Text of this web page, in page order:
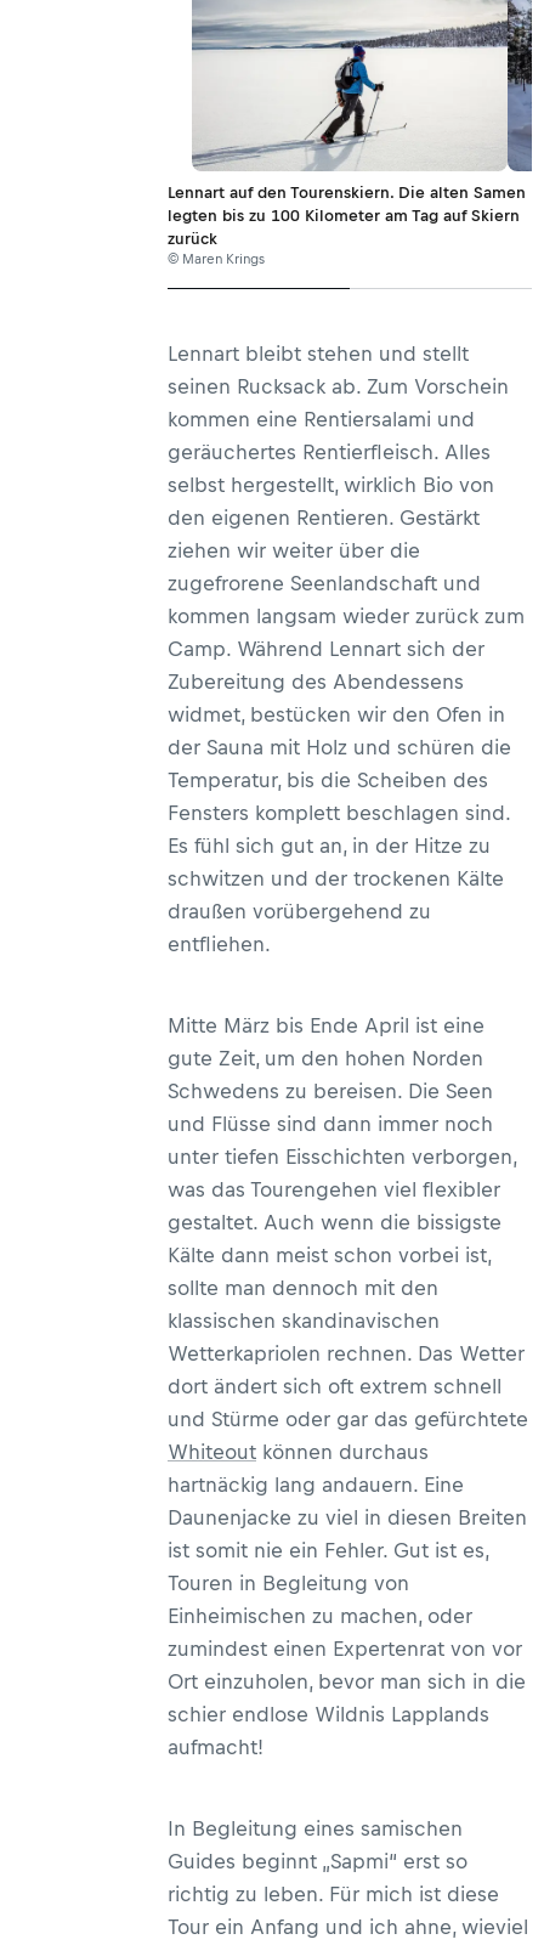
Lennart auf den Tourenskiern. Die alten Samen
legten bis zu 100 Kilometer am Tag auf Skiern
zurück
© Maren Krings
Lennart bleibt stehen und stellt
seinen Rucksack ab. Zum Vorschein
kommen eine Rentiersalami und
geräuchertes Rentierfleisch. Alles
selbst hergestellt, wirklich Bio von
den eigenen Rentieren. Gestärkt
ziehen wir weiter über die
zugefrorene Seenlandschaft und
kommen langsam wieder zurück zum
Camp. Während Lennart sich der
Zubereitung des Abendessens
widmet, bestücken wir den Ofen in
der Sauna mit Holz und schüren die
Temperatur, bis die Scheiben des
Fensters komplett beschlagen sind.
Es fühl sich gut an, in der Hitze zu
schwitzen und der trockenen Kälte
draußen vorübergehend zu
entfliehen.
Mitte März bis Ende April ist eine
gute Zeit, um den hohen Norden
Schwedens zu bereisen. Die Seen
und Flüsse sind dann immer noch
unter tiefen Eisschichten verborgen,
was das Tourengehen viel flexibler
gestaltet. Auch wenn die bissigste
Kälte dann meist schon vorbei ist,
sollte man dennoch mit den
klassischen skandinavischen
Wetterkapriolen rechnen. Das Wetter
dort ändert sich oft extrem schnell
und Stürme oder gar das gefürchtete
Whiteout können durchaus
hartnäckig lang andauern. Eine
Daunenjacke zu viel in diesen Breiten
ist somit nie ein Fehler. Gut ist es,
Touren in Begleitung von
Einheimischen zu machen, oder
zumindest einen Expertenrat von vor
Ort einzuholen, bevor man sich in die
schier endlose Wildnis Lapplands
aufmacht!
In Begleitung eines samischen
Guides beginnt „Sapmi“ erst so
richtig zu leben. Für mich ist diese
Tour ein Anfang und ich ahne, wieviel